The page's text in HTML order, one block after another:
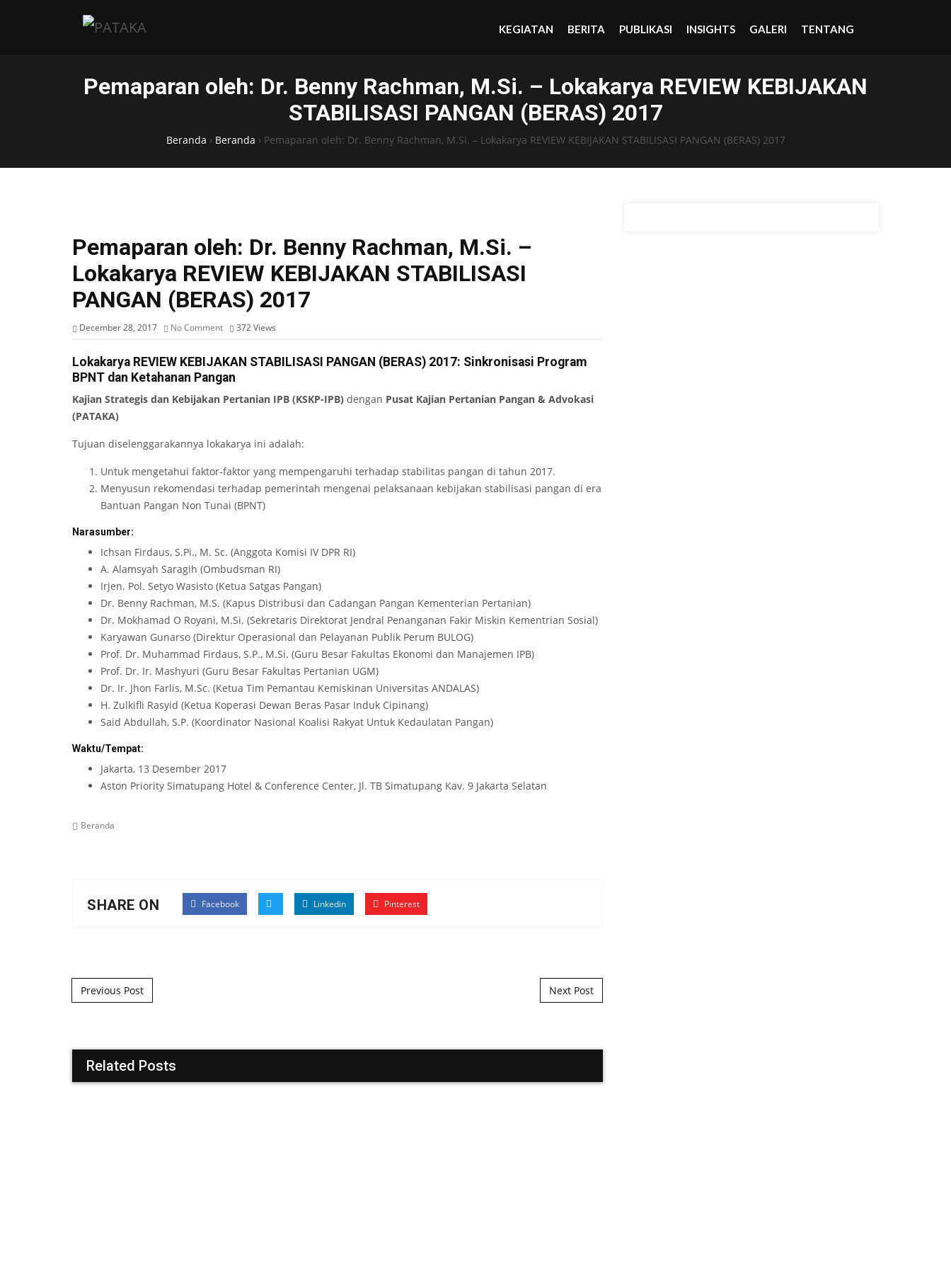
KEGIATAN BERITA PUBLIKASI INSIGHTS GALERI TENTANG
Pemaparan oleh: Dr. Benny Rachman, M.Si. – Lokakarya REVIEW KEBIJAKAN
STABILISASI PANGAN (BERAS) 2017
Beranda › Beranda › Pemaparan oleh: Dr. Benny Rachman, M.Si. – Lokakarya REVIEW KEBIJAKAN STABILISASI PANGAN (BERAS) 2017
Pemaparan oleh: Dr. Benny Rachman, M.Si. –
Lokakarya REVIEW KEBIJAKAN STABILISASI
PANGAN (BERAS) 2017
December 28, 2017 No Comment 372Views
Lokakarya REVIEW KEBIJAKAN STABILISASI PANGAN (BERAS) 2017: Sinkronisasi Program
BPNT dan Ketahanan Pangan
Kajian Strategis dan Kebijakan Pertanian IPB (KSKP-IPB) dengan Pusat Kajian Pertanian Pangan & Advokasi
(PATAKA)
Tujuan diselenggarakannya lokakarya ini adalah:
Untuk mengetahui faktor-faktor yang mempengaruhi terhadap stabilitas pangan di tahun 2017.
Menyusun rekomendasi terhadap pemerintah mengenai pelaksanaan kebijakan stabilisasi pangan di era
Bantuan Pangan Non Tunai (BPNT)
Narasumber:
Ichsan Firdaus, S.Pi., M. Sc. (Anggota Komisi IV DPR RI)
A. Alamsyah Saragih (Ombudsman RI)
Irjen. Pol. Setyo Wasisto (Ketua Satgas Pangan)
Dr. Benny Rachman, M.S. (Kapus Distribusi dan Cadangan Pangan Kementerian Pertanian)
Dr. Mokhamad O Royani, M.Si. (Sekretaris Direktorat Jendral Penanganan Fakir Miskin Kementrian Sosial)
Karyawan Gunarso (Direktur Operasional dan Pelayanan Publik Perum BULOG)
Prof. Dr. Muhammad Firdaus, S.P., M.Si. (Guru Besar Fakultas Ekonomi dan Manajemen IPB)
Prof. Dr. Ir. Mashyuri (Guru Besar Fakultas Pertanian UGM)
Dr. Ir. Jhon Farlis, M.Sc. (Ketua Tim Pemantau Kemiskinan Universitas ANDALAS)
H. Zulkifli Rasyid (Ketua Koperasi Dewan Beras Pasar Induk Cipinang)
Said Abdullah, S.P. (Koordinator Nasional Koalisi Rakyat Untuk Kedaulatan Pangan)
Waktu/Tempat:
Jakarta, 13 Desember 2017
Aston Priority Simatupang Hotel & Conference Center, Jl. TB Simatupang Kav. 9 Jakarta Selatan
Beranda
SHARE ON Facebook Linkedin Pinterest
Post navigation
Previous Post Next Post
Related Posts